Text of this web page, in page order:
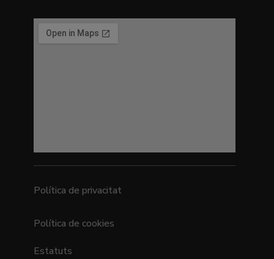
Política de privacitat
Política de cookies
Estatuts